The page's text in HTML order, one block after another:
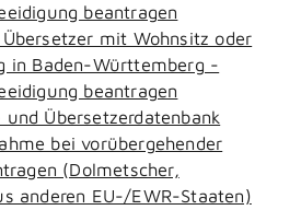
beantragen
mit Wohnsitz oder
in Baden-Württemberg -
beantragen
Übersetzerdatenbank
bei vorübergehender
(Dolmetscher,
anderen EU-/EWR-Staaten)